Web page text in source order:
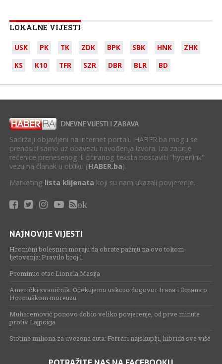
LOKALNE VIJESTI
USK PK TK ZDK BPK SBK HNK
ZHK
KS
K10 TFR SZR DBR BLR BD
Sadržaji objavljeni na internet portalu HABER.ba mogu se
prenositi samo uz obavezu navođenja izvora. Iza zadnje
rečenice prenesenog ili citiranog teksta postaviti "hyperlink"
vezu na članak u obliku (HABER.ba).
Marketing lista klijenata koji su nam ukazali povjerenje.
ok
NAJNOVIJE VIJESTI
Hronični bolesnici moraju da obrate pažnju na ovo tokom
ljetovanja: Pravilo broj 1.
Preminuo otac Lionela Mesija
Američki zvaničnik: Očekujemo uskoro dogovor Irana i Omana o
Hormuškom moreuzu
Muharemović ponovo dobio veliko povjerenje, od prve minute
protiv Lajpciga
Stotine miliona za uvezena auta: Ferrari najskuplji, hibrida sve više